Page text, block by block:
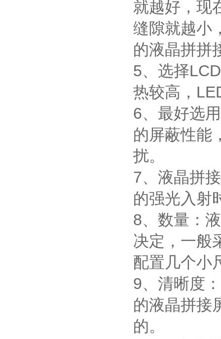
就越好，现
缝隙就越小
的液晶拼拼
5、选择
热较高，
6、最好选
的屏蔽性能
扰。
7、液晶拼
的强光入射
8、数量：
决定，一般
配置几个小
9、清晰度
的液晶拼接
的。